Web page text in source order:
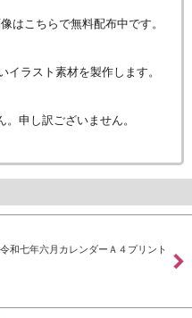
はこちらで無料配布中です。
イラスト素材を製作します。
申し訳ございません。
和七年六月カレンダーＡ４プリント